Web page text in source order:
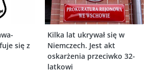
się z
Kilka lat ukrywał się w
Niemczech. Jest akt
oskarżenia przeciwko 32-
latkowi